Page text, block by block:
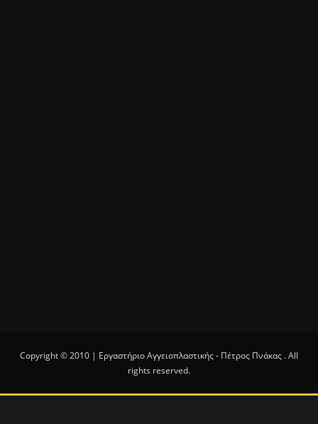
Copyright © 2010 | Εργαστήριο Αγγειοπλαστικής - Πέτρος Πνάκας . All
rights reserved.